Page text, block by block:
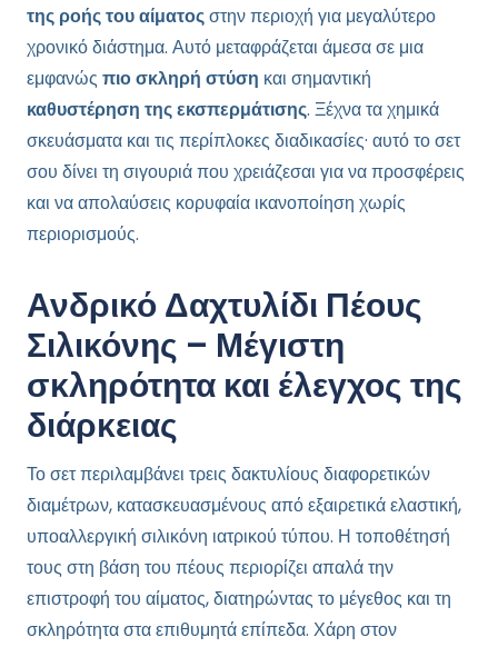
της ροής του αίματοςστην περιοχή για μεγαλύτερο
χρονικό διάστημα. Αυτό μεταφράζεται άμεσα σε μια
εμφανώς πιο σκληρή στύση και σημαντική
καθυστέρηση της εκσπερμάτισης. Ξέχνα τα χημικά
σκευάσματα και τις περίπλοκες διαδικασίες· αυτό το σετ
σου δίνει τη σιγουριά που χρειάζεσαι για να προσφέρεις
και να απολαύσεις κορυφαία ικανοποίηση χωρίς
περιορισμούς.
Ανδρικό Δαχτυλίδι Πέους
Σιλικόνης – Μέγιστη
σκληρότητα και έλεγχος της
διάρκειας
Το σετ περιλαμβάνει τρεις δακτυλίους διαφορετικών
διαμέτρων, κατασκευασμένους από εξαιρετικά ελαστική,
υποαλλεργική σιλικόνη ιατρικού τύπου. Η τοποθέτησή
τους στη βάση του πέους περιορίζει απαλά την
επιστροφή του αίματος, διατηρώντας το μέγεθος και τη
σκληρότητα στα επιθυμητά επίπεδα. Χάρη στον